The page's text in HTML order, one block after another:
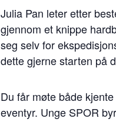
Julia Pan leter etter
gjennom et knippe
seg selv for
dette gjerne starten på
Du får møte både
eventyr. Unge SPOR